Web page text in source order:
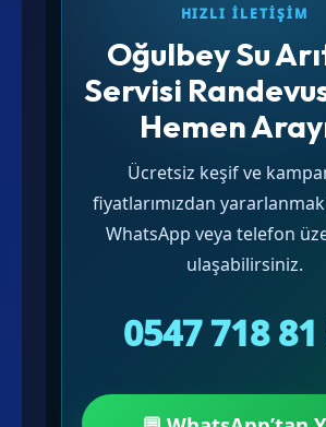
HIZLI İLETIŞIM
Oğulbey Su
Servisi
Hemen
Ücretsiz keşif ve
fiyatlarımızdan
WhatsApp veya telefon
ulaşabilirsiniz.
0547 718 81